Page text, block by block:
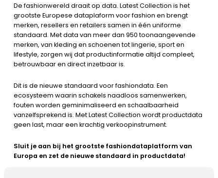
De fashionwereld draait op data. Latest Collection is het
grootste Europese dataplaform voor fashion en brengt
merken, resellers en retailers samen in één uniforme
standaard. Met data van meer dan 950 toonaangevende
merken, van kleding en schoenen tot lingerie, sport en
lifestyle, zorgen wij dat productinformatie altijd compleet,
betrouwbaar en direct inzetbaar is.
Dit is de nieuwe standaard voor fashiondata. Een
ecosysteem waarin schakels naadloos samenwerken,
fouten worden geminimaliseerd en schaalbaarheid
vanzelfsprekend is. Met Latest Collection wordt productdata
geen last, maar een krachtig verkoopinstrument.
Sluit je aan bij het grootste fashiondataplatform van
Europa en zet de nieuwe standaard in productdata!